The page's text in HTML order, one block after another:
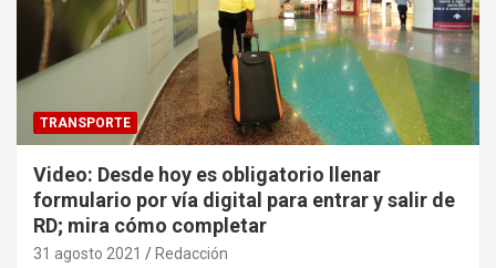
TRANSPORTE
Video: Desde hoy es obligatorio llenar
formulario por vía digital para entrar y salir de
RD; mira cómo completar
31 agosto 2021 Redacción